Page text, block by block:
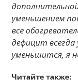
уменьшением
все
дефицит
уменьшится, я
Читайте также: